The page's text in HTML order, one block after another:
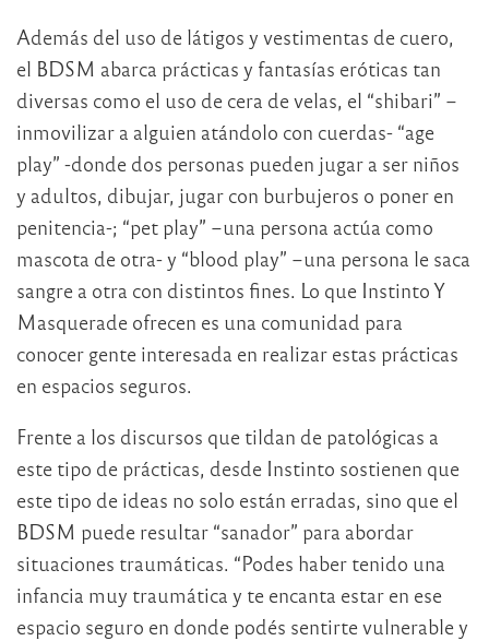
Además del uso de látigos y vestimentas de cuero,
el BDSM abarca prácticas y fantasías eróticas tan
diversas como el uso de cera de velas, el “shibari” –
inmovilizar a alguien atándolo con cuerdas- “age
play” -donde dos personas pueden jugar a ser niños
y adultos, dibujar, jugar con burbujeros o poner en
penitencia-; “pet play” –una persona actúa como
mascota de otra- y “blood play” –una persona le saca
sangre a otra con distintos fines. Lo que Instinto Y
Masquerade ofrecen es una comunidad para
conocer gente interesada en realizar estas prácticas
en espacios seguros.
Frente a los discursos que tildan de patológicas a
este tipo de prácticas, desde Instinto sostienen que
este tipo de ideas no solo están erradas, sino que el
BDSM puede resultar “sanador” para abordar
situaciones traumáticas. “Podes haber tenido una
infancia muy traumática y te encanta estar en ese
espacio seguro en donde podés sentirte vulnerable y